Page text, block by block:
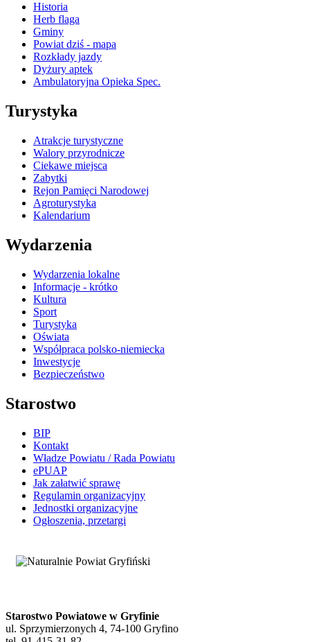
Historia
Herb flaga
Gminy
Powiat dziś - mapa
Rozkłady jazdy
Dyżury aptek
Ambulatoryjna Opieka Spec.
Turystyka
Atrakcje turystyczne
Walory przyrodnicze
Ciekawe miejsca
Zabytki
Rejon Pamięci Narodowej
Agroturystyka
Kalendarium
Wydarzenia
Wydarzenia lokalne
Informacje - krótko
Kultura
Sport
Turystyka
Oświata
Współpraca polsko-niemiecka
Inwestycje
Bezpieczeństwo
Starostwo
BIP
Kontakt
Władze Powiatu / Rada Powiatu
ePUAP
Jak załatwić sprawę
Regulamin organizacyjny
Jednostki organizacyjne
Ogłoszenia, przetargi
Starostwo Powiatowe w Gryfinie
ul. Sprzymierzonych 4, 74-100 Gryfino